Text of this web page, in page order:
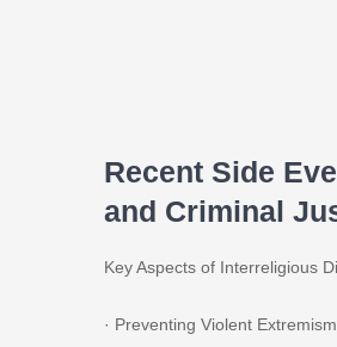
Recent Side
and Criminal
Key Aspects of Interreligious
· Preventing Violent